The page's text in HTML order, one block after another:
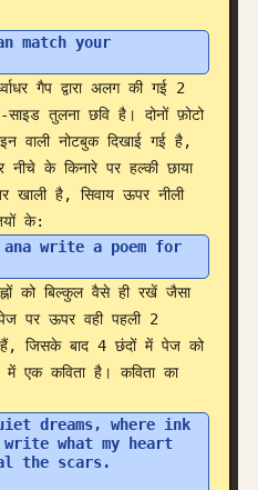
match your
गैप द्वारा अलग की गई 2
तुलना छवि है। दोनों फ़ोटो
वाली नोटबुक दिखाई गई है,
के किनारे पर हल्की छाया
खाली है, सिवाय ऊपर नीली
के:
ana write a poem for
को बिल्कुल वैसे ही रखें जैसा
पर ऊपर वही पहली 2
हैं, जिसके बाद 4 छंदों में पेज को
में एक कविता है। कविता का
dreams, where ink
what my heart
the scars.